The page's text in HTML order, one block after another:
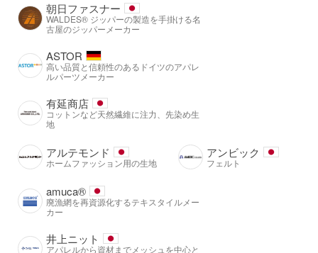
朝日ファスナー
WALDES® ジッパーの製造を手掛ける名
古屋のジッパーメーカー
ASTOR
高い品質と信頼性のあるドイツのアパレ
ルパーツメーカー
有延商店
コットンなど天然繊維に注力、先染め生
地
アルテモンド
ホームファッション用の生地
アンビック
フェルト
amuca®️
廃漁網を再資源化するテキスタイルメー
カー
井上ニット
アパレルから資材までメッシュを中心と